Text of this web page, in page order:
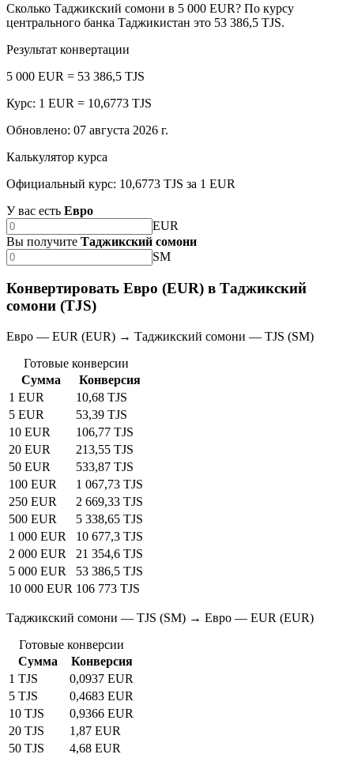
Сколько Таджикский сомони в 5 000 EUR? По курсу
центрального банка Таджикистан это 53 386,5 TJS.
Результат конвертации
5 000 EUR = 53 386,5 TJS
Курс: 1 EUR = 10,6773 TJS
Обновлено: 07 августа 2026 г.
Калькулятор курса
Официальный курс: 10,6773 TJS за 1 EUR
У вас есть Евро
EUR
Вы получите Таджикский сомони
SM
Конвертировать Евро (EUR) в Таджикский
сомони (TJS)
Евро — EUR (EUR) → Таджикский сомони — TJS (SM)
Готовые конверсии
Сумма
Конверсия
1 EUR
10,68 TJS
5 EUR
53,39 TJS
10 EUR
106,77 TJS
20 EUR
213,55 TJS
50 EUR
533,87 TJS
100 EUR
1 067,73 TJS
250 EUR
2 669,33 TJS
500 EUR
5 338,65 TJS
1 000 EUR
10 677,3 TJS
2 000 EUR
21 354,6 TJS
5 000 EUR
53 386,5 TJS
10 000 EUR 106 773 TJS
Таджикский сомони — TJS (SM) → Евро — EUR (EUR)
Готовые конверсии
Сумма
Конверсия
1 TJS
0,0937 EUR
5 TJS
0,4683 EUR
10 TJS
0,9366 EUR
20 TJS
1,87 EUR
50 TJS
4,68 EUR